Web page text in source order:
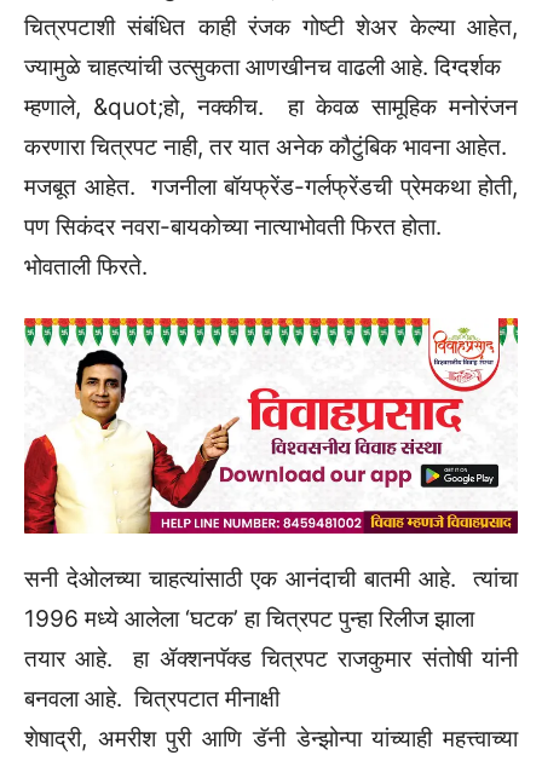
चित्रपटाशी संबंधित काही रंजक गोष्टी शेअर केल्या आहेत,
ज्यामुळे चाहत्यांची उत्सुकता आणखीनच वाढली आहे. दिग्दर्शक
म्हणाले, &quot;हो, नक्कीच. हा केवळ सामूहिक मनोरंजन
करणारा चित्रपट नाही, तर यात अनेक कौटुंबिक भावना आहेत.
मजबूत आहेत. गजनीला बॉयफ्रेंड-गर्लफ्रेंडची प्रेमकथा होती,
पण सिकंदर नवरा-बायकोच्या नात्याभोवती फिरत होता.
भोवताली फिरते.
सनी देओलच्या चाहत्यांसाठी एक आनंदाची बातमी आहे. त्यांचा
1996 मध्ये आलेला ‘घटक’ हा चित्रपट पुन्हा रिलीज झाला
तयार आहे. हा ॲक्शनपॅक्ड चित्रपट राजकुमार संतोषी यांनी
बनवला आहे. चित्रपटात मीनाक्षी
शेषाद्री, अमरीश पुरी आणि डॅनी डेन्झोन्पा यांच्याही महत्त्वाच्या